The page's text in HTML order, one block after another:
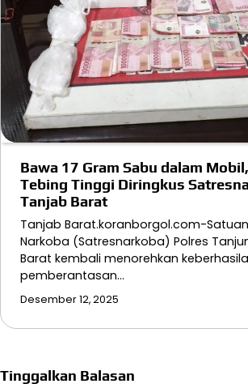
Bawa 17 Gram Sabu dalam
Tebing Tinggi Diringkus
Tanjab Barat
Tanjab Barat.koranborgol.com-Satuan
Narkoba (Satresnarkoba) Polres
Barat kembali menorehkan
pemberantasan…
Desember 12, 2025
Tinggalkan Balasan